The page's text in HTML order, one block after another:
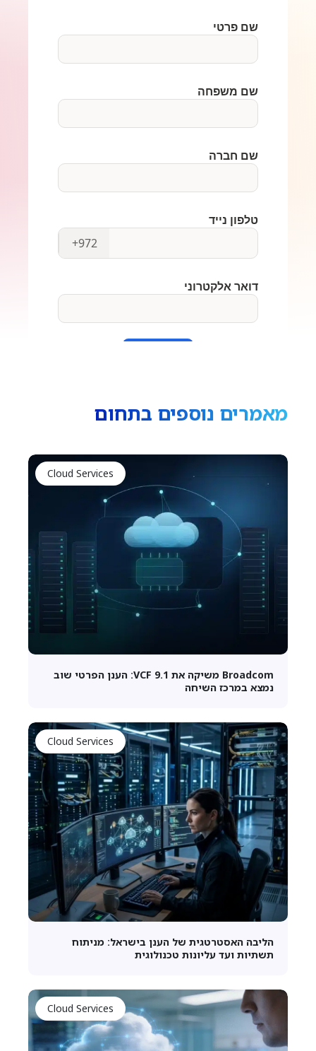
מאמרים נוספים בתחום
Cloud Services
Broadcom משיקה את VCF 9.1: הענן הפרטי שוב
נמצא במרכז השיחה
Cloud Services
הליבה האסטרטגית של הענן בישראל: מניתוח
תשתיות ועד עליונות טכנולוגית
Cloud Services